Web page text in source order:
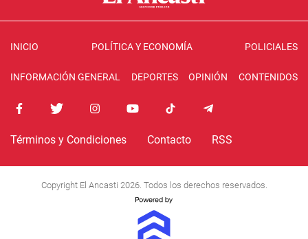
INICIO POLÍTICA Y ECONOMÍA POLICIALES
INFORMACIÓN GENERAL DEPORTES OPINIÓN CONTENIDOS
Términos y Condiciones Contacto RSS
Copyright El Ancasti 2026. Todos los derechos reservados.